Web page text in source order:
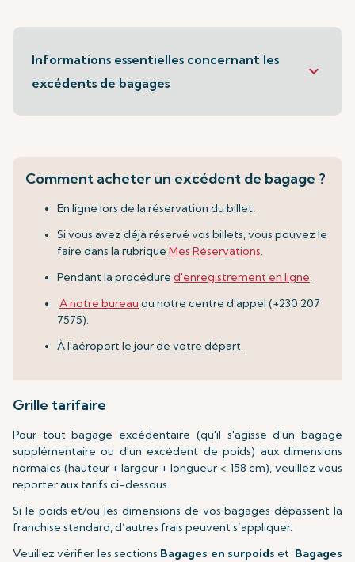
Informations essentielles concernant les
excédents de bagages
keyboard_arrow_down
Comment acheter un excédent de bagage ?
En ligne lors de la réservation du billet.
Si vous avez déjà réservé vos billets, vous pouvez le
faire dans la rubrique Mes Réservations.
Pendant la procédure d'enregistrement en ligne.
A notre bureau ou notre centre d'appel (+230 207
7575).
À l'aéroport le jour de votre départ.
Grille tarifaire
Pour tout bagage excédentaire (qu'il s'agisse d'un bagage
supplémentaire ou d'un excédent de poids) aux dimensions
normales (hauteur + largeur + longueur < 158 cm), veuillez vous
reporter aux tarifs ci-dessous.
Si le poids et/ou les dimensions de vos bagages dépassent la
franchise standard, d’autres frais peuvent s’appliquer.
Veuillez vérifier les sections Bagages en surpoids et Bagages